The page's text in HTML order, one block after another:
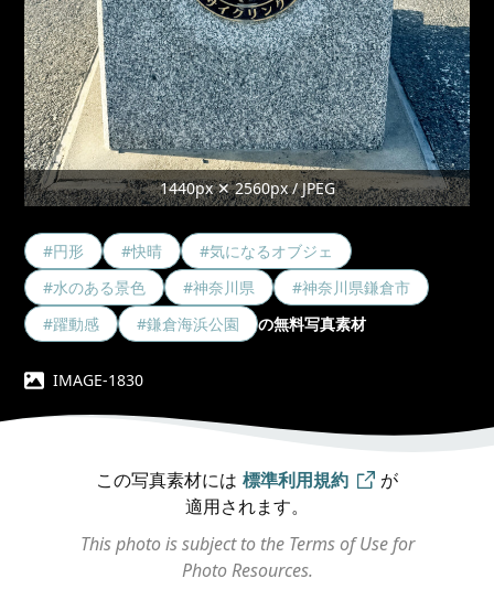
1440px ✕ 2560px / JPEG
#円形 #快晴
#気になるオブジェ
#水のある景色
#神奈川県
#神奈川県鎌倉市
#躍動感
#鎌倉海浜公園 の無料写真素材
IMAGE-1830
この写真素材には 標準利用規約
が
適用されます。
This photo is subject to the Terms of Use for
Photo Resources.